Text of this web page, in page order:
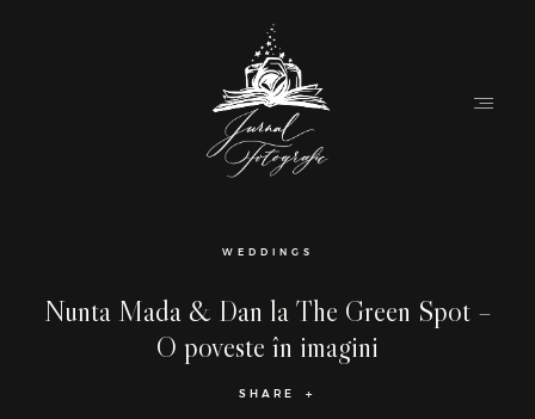
WEDDINGS
Nunta Mada & Dan la The Green Spot –
O poveste în imagini
SHARE
About